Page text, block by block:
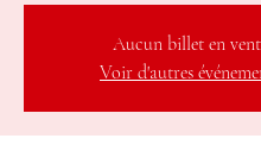
Aucun billet en
Voir d'autres